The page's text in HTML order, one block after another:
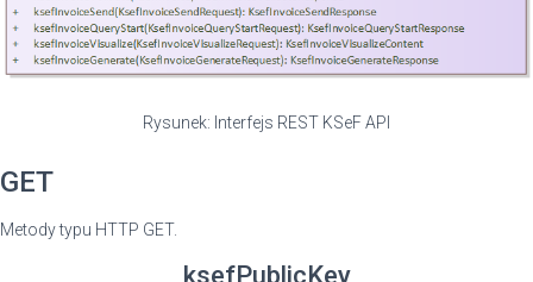
Rysunek: Interfejs REST KSeF API
GET
Metody typu HTTP GET.
ksefPublicKey